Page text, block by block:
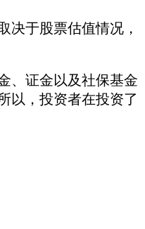
于股票估值情况，
、证金以及社保基金
以，投资者在投资了